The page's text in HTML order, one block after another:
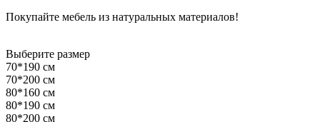
Покупайте мебель из натуральных материалов!
Выберите размер
70*190 см
70*200 см
80*160 см
80*190 см
80*200 см